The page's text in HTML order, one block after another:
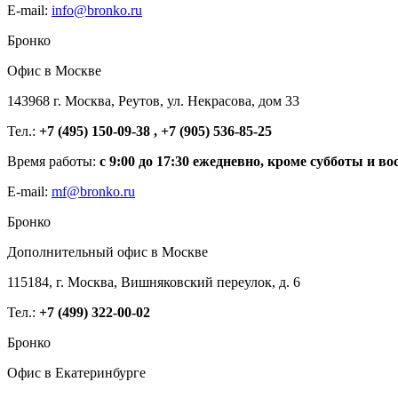
E-mail: info@bronko.ru
Бронко
Офис в Москве
143968 г. Москва, Реутов, ул. Некрасова, дом 33
Тел.: +7 (495) 150-09-38 , +7 (905) 536-85-25
Время работы: с 9:00 до 17:30 ежедневно, кроме субботы и
E-mail: mf@bronko.ru
Бронко
Дополнительный офис в Москве
115184, г. Москва, Вишняковский переулок, д. 6
Тел.: +7 (499) 322-00-02
Бронко
Офис в Екатеринбурге